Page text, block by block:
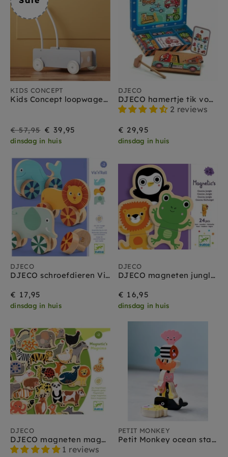
KIDS CONCEPT
Kids Concept loopwagen blauw grijs 12 mnd+
Sale € 39,95
Prijs
€ 57,95
dinsdag in huis
DJECO
DJECO hamertje tik voertuigen 4 jr+
2 reviews
€ 29,95
dinsdag in huis
DJECO
DJECO schroefdieren Vis'n'Roll 2jr+
€ 17,95
dinsdag in huis
DJECO
DJECO magneten jungle 2 jr+
€ 16,95
dinsdag in huis
DJECO
DJECO magneten magnimo 2 jr+
1 reviews
PETIT MONKEY
Petit Monkey ocean stacker 3 jr+